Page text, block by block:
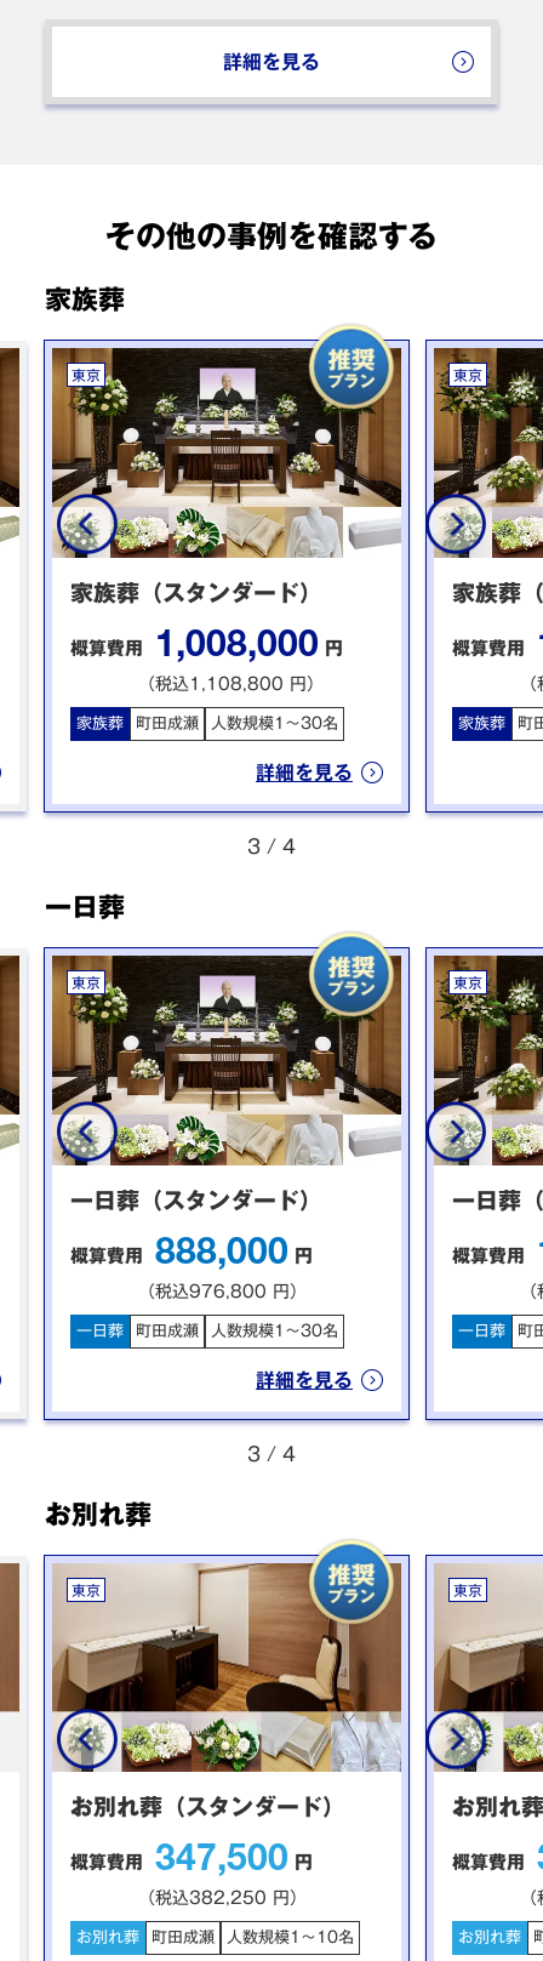
詳細を見る
その他の事例を確認する
家族葬
東京
家族葬（スタンダード）
概算費用 1,008,000 円
（税込1,108,800 円）
家族葬 町田成瀬 人数規模1〜30名
詳細を見る
東京
家族葬
概算費用
家族葬 町
3 / 4
一日葬
東京
一日葬（スタンダード）
概算費用 888,000 円
（税込976,800 円）
一日葬 町田成瀬 人数規模1〜30名
詳細を見る
東京
一日葬
概算費用
一日葬 町
3 / 4
お別れ葬
東京
お別れ葬（スタンダード）
概算費用 347,500 円
（税込382,250 円）
お別れ葬 町田成瀬 人数規模1～10名
東京
お別れ
概算費用
お別れ葬